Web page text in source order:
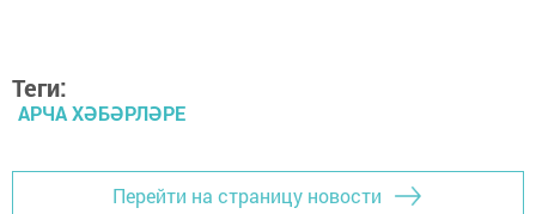
Теги:
АРЧА ХӘБӘРЛӘРЕ
Перейти на страницу новости